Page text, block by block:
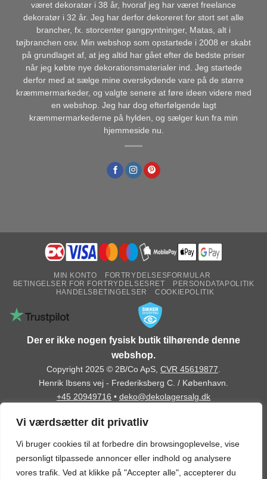
Vi værdsætter dit privatliv
Vi bruger cookies til at forbedre din browsingoplevelse, vise
personligt tilpassede annoncer eller indhold og analysere
vores trafik. Ved at klikke på "Accepter alle", accepterer du
været dekoratør i 38 år, hvoraf jeg har været freelance
dekoratør i 32 år. Jeg har derfor dekoreret for stort set alle
brancher, fx. storcenter gangpyntninger, Matas, alt i
tøjbranchen osv. Min webshop som opstartede i 2008 er skabt
på grundlaget af, at jeg altid har gået efter de bedste priser
når jeg købte nye dekorationsmaterialer ind. Jeg startede
derfor med at sælge mine overskydende vare på de større
kræmmermarkeder, og valgte senere at føre ideen videre med
en webshop. Jeg har dog efterfølgende lagt
kræmmermarkederne på hylden, og sælger kun fra min
hjemmeside nu.
MIN KONTO
FORTRYDELSESFORMULAR
BETINGELSER FOR FORTRYDELSESRET
PERSONDATAPOLITIK
HANDELSBETINGELSER
COOKIEPOLITIK
Der er ikke nogen fysisk butik tilhørende denne
webshop.
Copyright 2025 © 2B/Co ApS, CVR 45619877
Henrik Ibsens vej - Frederiksberg C. / København.
+45 20949716 • deko@dekolagersalg.dk